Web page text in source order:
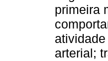
primeira
arterial;